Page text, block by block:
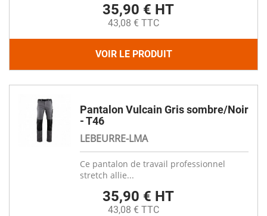
35,90 € HT
43,08 € TTC
VOIR LE PRODUIT
Pantalon Vulcain Gris sombre/Noir
- T46
LEBEURRE-LMA
Ce pantalon de travail professionnel
stretch allie...
35,90 € HT
43,08 € TTC